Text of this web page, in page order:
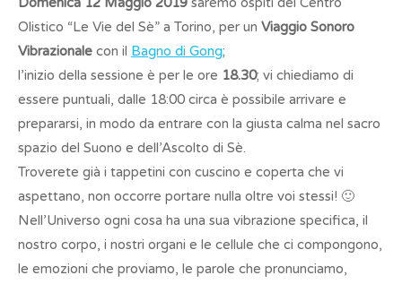
Olistico “Le Vie del Sè” a Torino, per un Viaggio Sonoro
Vibrazionale con il Bagno di Gong;
l’inizio della sessione è per le ore 18.30; vi chiediamo di
essere puntuali, dalle 18:00 circa è possibile arrivare e
prepararsi, in modo da entrare con la giusta calma nel sacro
spazio del Suono e dell’Ascolto di Sè.
Troverete già i tappetini con cuscino e coperta che vi
aspettano, non occorre portare nulla oltre voi stessi! 🙂
Nell’Universo ogni cosa ha una sua vibrazione specifica, il
nostro corpo, i nostri organi e le cellule che ci compongono,
le emozioni che proviamo, le parole che pronunciamo,